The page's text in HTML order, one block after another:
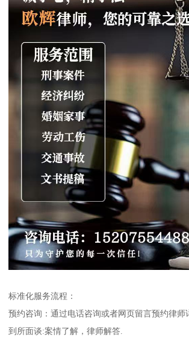
标准化服务流程：
预约咨询：通过电话咨询或者网页留言预约律师
到所面谈:案情了解，律师解答.